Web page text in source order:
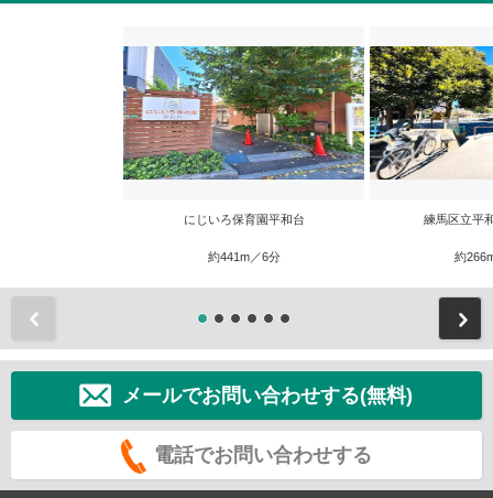
にじいろ保育園平和台
約441m／6分
練馬区立平
約
メールでお問い合わせする(無料)
電話でお問い合わせする